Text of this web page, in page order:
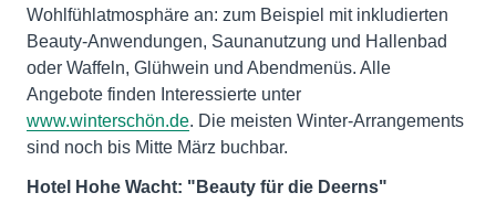
Wohlfühlatmosphäre an: zum Beispiel mit inkludierten
Beauty-Anwendungen, Saunanutzung und Hallenbad
oder Waffeln, Glühwein und Abendmenüs. Alle
Angebote finden Interessierte unter
www.winterschön.de. Die meisten Winter-Arrangements
sind noch bis Mitte März buchbar.
Hotel Hohe Wacht: "Beauty für die Deerns"